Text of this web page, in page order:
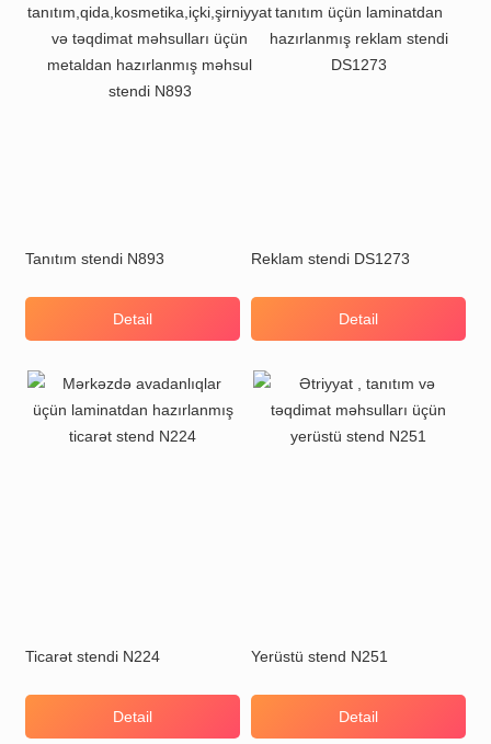
Tanıtım stendi N893
Detail
Reklam stendi DS1273
Detail
Ticarət stendi N224
Detail
Yerüstü stend N251
Detail